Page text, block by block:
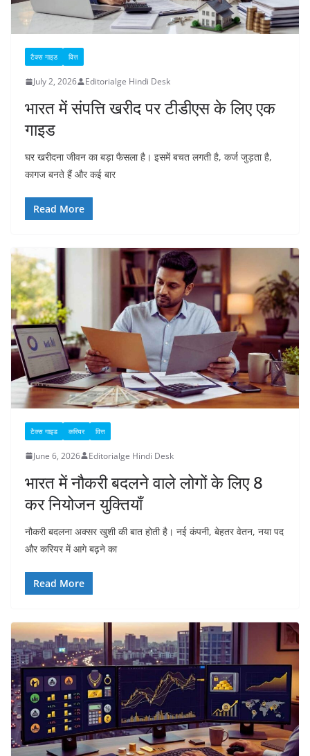
टैक्स गाइड वित्त
July 2, 2026 Editorialge Hindi Desk
भारत में संपत्ति खरीद पर टीडीएस के लिए एक
गाइड
घर खरीदना जीवन का बड़ा फैसला है। इसमें बचत लगती है, कर्ज जुड़ता है,
कागज बनते हैं और कई बार
Read More
टैक्स गाइड करियर वित्त
June 6, 2026 Editorialge Hindi Desk
भारत में नौकरी बदलने वाले लोगों के लिए 8
कर नियोजन युक्तियाँ
नौकरी बदलना अक्सर खुशी की बात होती है। नई कंपनी, बेहतर वेतन, नया पद
और करियर में आगे बढ़ने का
Read More